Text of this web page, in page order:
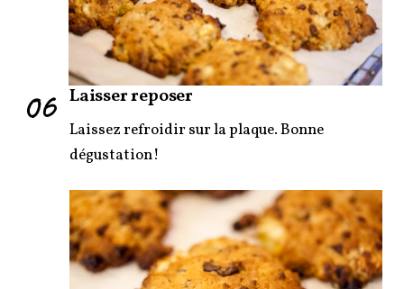
06 Laisser reposer
Laissez refroidir sur la plaque. Bonne
dégustation!